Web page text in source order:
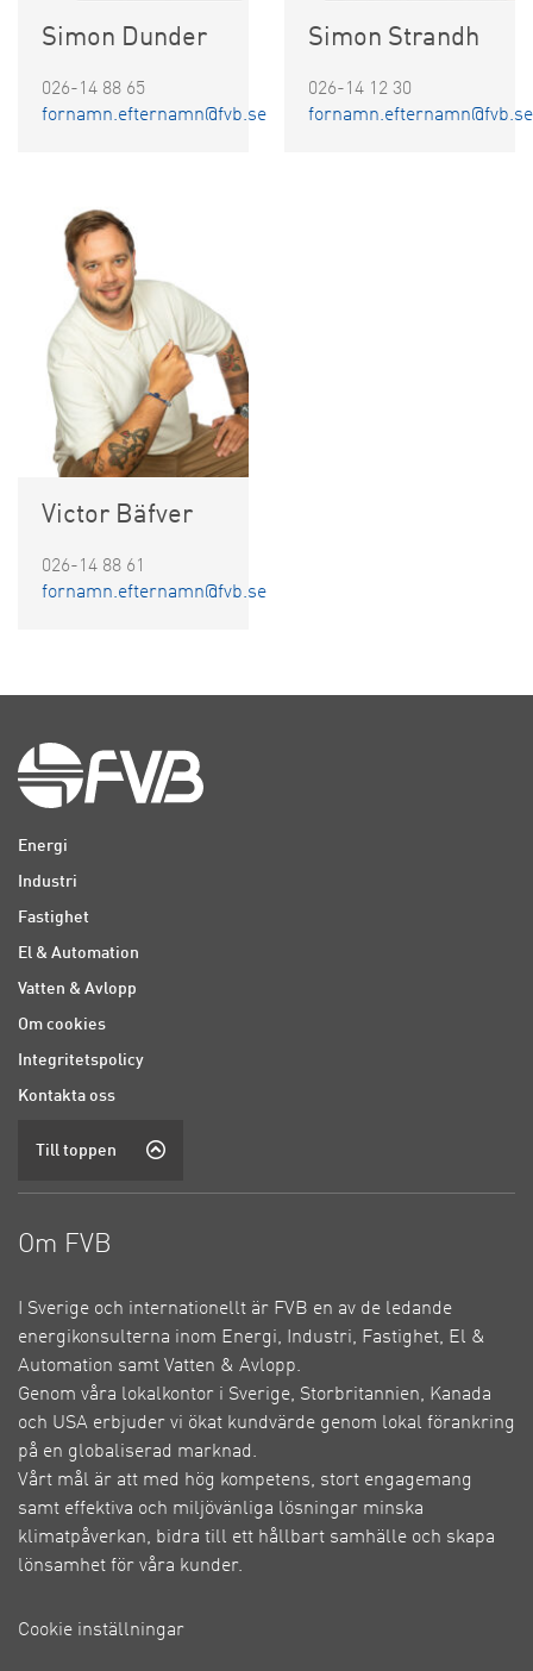
Simon Dunder
026-14 88 65
fornamn.efternamn@fvb.se
Simon Strandh
026-14 12 30
fornamn.efternamn@fvb.se
Victor Bäfver
026-14 88 61
fornamn.efternamn@fvb.se
Energi
Industri
Fastighet
El & Automation
Vatten & Avlopp
Om cookies
Integritetspolicy
Kontakta oss
Till toppen
Om FVB
I Sverige och internationellt är FVB en av de ledande
energikonsulterna inom Energi, Industri, Fastighet, El &
Automation samt Vatten & Avlopp.
Genom våra lokalkontor i Sverige, Storbritannien, Kanada
och USA erbjuder vi ökat kundvärde genom lokal förankring
på en globaliserad marknad.
Vårt mål är att med hög kompetens, stort engagemang
samt effektiva och miljövänliga lösningar minska
klimatpåverkan, bidra till ett hållbart samhälle och skapa
lönsamhet för våra kunder.
Cookie inställningar